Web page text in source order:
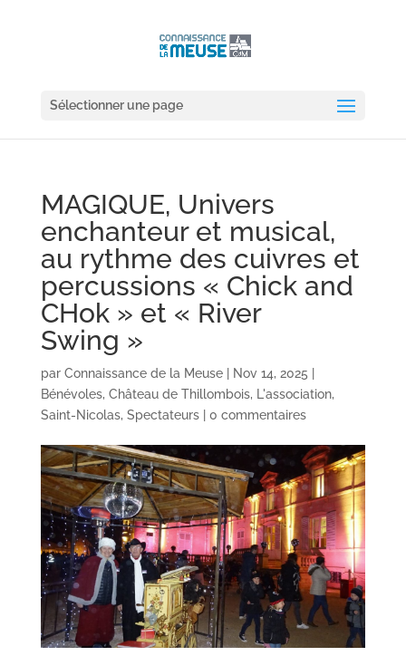
Sélectionner une page
MAGIQUE, Univers
enchanteur et musical,
au rythme des cuivres et
percussions « Chick and
CHok » et « River
Swing »
par Connaissance de la Meuse| Nov 14, 2025
Bénévoles, Château de Thillombois, L'association,
Saint-Nicolas, Spectateurs| 0 commentaires